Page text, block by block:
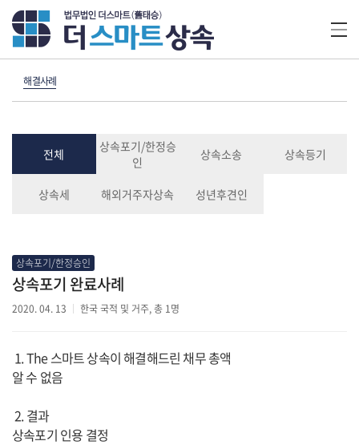
해결사례
전체
상속포기/한정승
인
상속소송 상속등기
상속세 해외거주자상속 성년후견인
상속포기/한정승인
상속포기 완료사례
2020. 04. 13 한국 국적 및 거주, 총 1명
1. The 스마트 상속이 해결해드린 채무 총액
알 수 없음
2. 결과
상속포기 인용 결정